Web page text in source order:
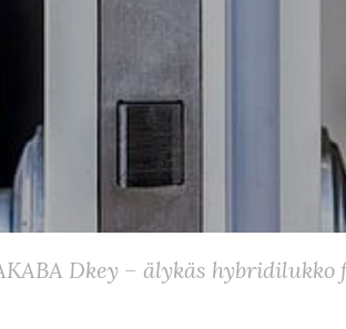
Dkey – älykäs